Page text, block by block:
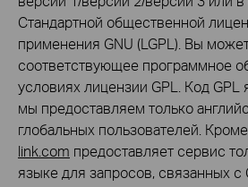
Стандартной общественной
применения GNU (LGPL). Вы
соответствующее программное
условиях лицензии GPL. Код
мы предоставляем только
глобальных пользователей.
link.com предоставляет сервис
языке для запросов, связанных с